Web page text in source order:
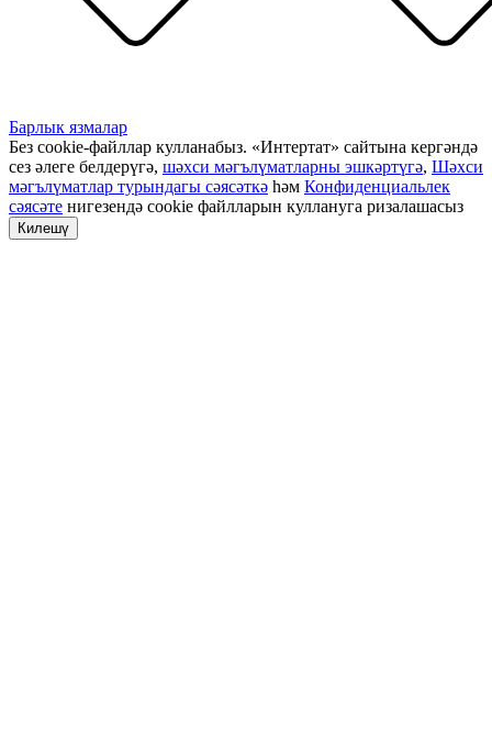
Барлык язмалар
Без cookie-файллар кулланабыз. «Интертат» сайтына кергәндә
сез әлеге белдерүгә, шәхси мәгълүматларны эшкәртүгә, Шәхси
мәгълүматлар турындагы сәясәткә һәм Конфиденциальлек
сәясәте нигезендә cookie файлларын куллануга ризалашасыз
Килешү